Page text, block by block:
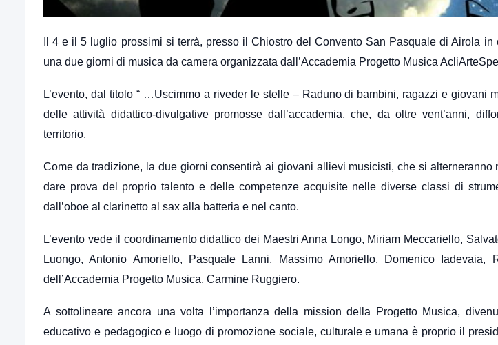
Il 4 e il 5 luglio prossimi si terrà, presso il Chiostro del Convento San Pasquale di Airola
una due giorni di musica da camera organizzata dall’Accademia Progetto Musica
L’evento, dal titolo “ …Uscimmo a riveder le stelle – Raduno di bambini, ragazzi e giovani
delle attività didattico-divulgative promosse dall’accademia, che, da oltre vent’anni,
territorio.
Come da tradizione, la due giorni consentirà ai giovani allievi musicisti, che si alterneranno
dare prova del proprio talento e delle competenze acquisite nelle diverse classi di
dall’oboe al clarinetto al sax alla batteria e nel canto.
L’evento vede il coordinamento didattico dei Maestri Anna Longo, Miriam Meccariello,
Luongo, Antonio Amoriello, Pasquale Lanni, Massimo Amoriello, Domenico Iadevaia,
dell’Accademia Progetto Musica, Carmine Ruggiero.
A sottolineare ancora una volta l’importanza della mission della Progetto Musica,
educativo e pedagogico e luogo di promozione sociale, culturale e umana è proprio il